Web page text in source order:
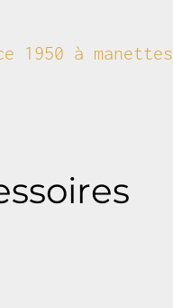
1950​ à manettes​